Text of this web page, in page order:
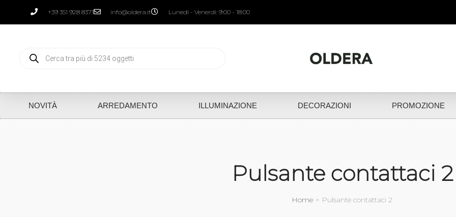
+39 351 928 8371 info@oldera.it Lunedì - Venerdì: 9:00 - 18:00
NOVITÀ ARREDAMENTO ILLUMINAZIONE DECORAZIONI PROMOZIONE
Pulsante contattaci 2
Home > Pulsante contattaci 2